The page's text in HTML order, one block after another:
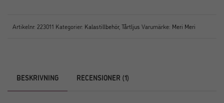
Artikelnr: 223011 Kategorier: Kalastillbehör, Tårtljus Varumärke: Meri Meri
BESKRIVNING RECENSIONER (1)